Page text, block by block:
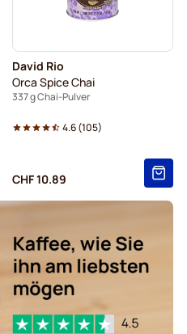
David Rio
Orca Spice Chai
337 g Chai-Pulver
4.6(105)
CHF 10.89